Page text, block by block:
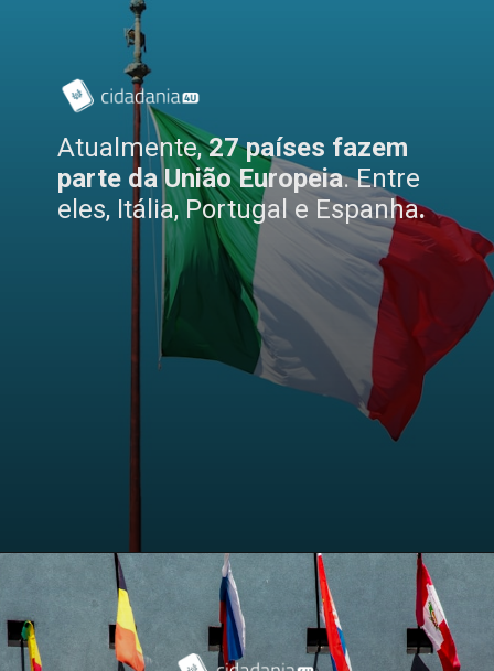
Atualmente,27 países fazem
parte da União Europeia. Entre
eles, Itália, Portugal e Espanha.